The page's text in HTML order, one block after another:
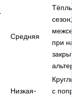
Средняя
сезон;
при
Низкая-
с